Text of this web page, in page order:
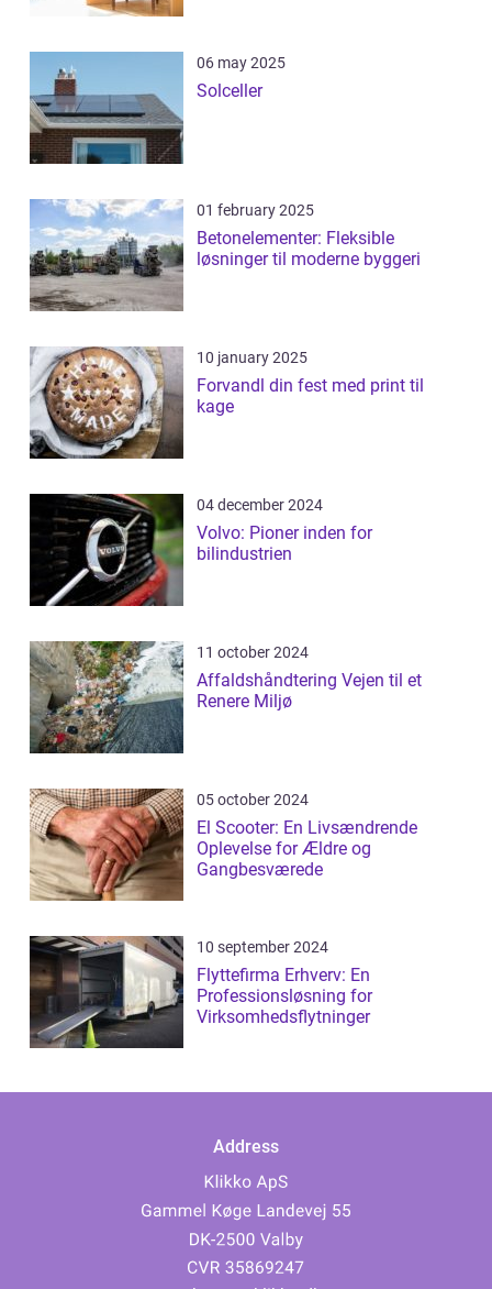
06 may 2025
Solceller
01 february 2025
Betonelementer: Fleksible
løsninger til moderne byggeri
10 january 2025
Forvandl din fest med print til
kage
04 december 2024
Volvo: Pioner inden for
bilindustrien
11 october 2024
Affaldshåndtering Vejen til et
Renere Miljø
05 october 2024
El Scooter: En Livsændrende
Oplevelse for Ældre og
Gangbesværede
10 september 2024
Flyttefirma Erhverv: En
Professionsløsning for
Virksomhedsflytninger
Address